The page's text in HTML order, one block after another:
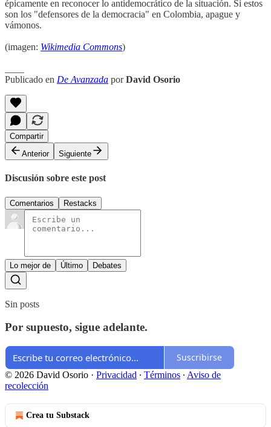
épicamente en reconocer lo antidemocrático de la situación. Si estos
son los "defensores de la democracia" en Colombia, apague y
vámonos.
(imagen: Wikimedia Commons)
Publicado en De Avanzada porDavid Osorio
Compartir
Anterior
Siguiente
Discusión sobre este post
Comentarios Restacks
Lo mejor de Último Debates
Sin posts
Por supuesto, sigue adelante.
Suscribirse
© 2026 David Osorio · Privacidad ∙ Términos ∙ Aviso de
recolección
Crea tu Substack